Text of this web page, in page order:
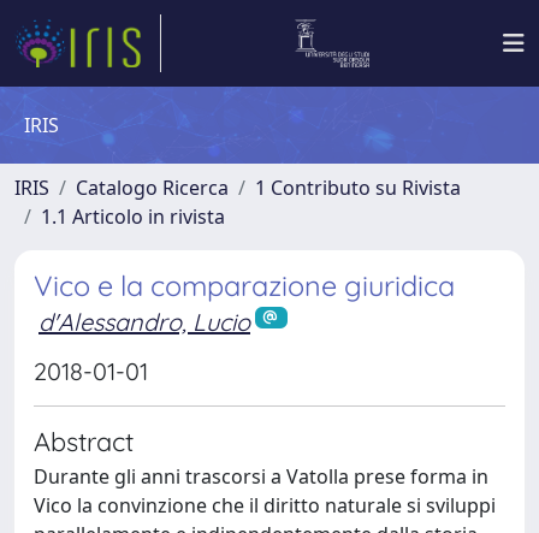
IRIS
IRIS Catalogo Ricerca
1 Contributo su Rivista
1.1 Articolo in rivista
Vico e la comparazione giuridica
d'Alessandro, Lucio
2018-01-01
Abstract
Durante gli anni trascorsi a Vatolla prese forma in
Vico la convinzione che il diritto naturale si sviluppi